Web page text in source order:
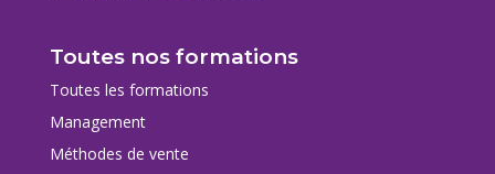
Toutes nos formations
Toutes les formations
Management
Méthodes de vente